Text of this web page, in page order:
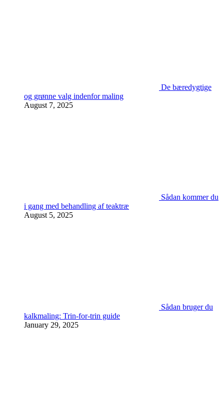
De bæredygtige
og grønne valg indenfor maling
August 7, 2025
Sådan kommer du
i gang med behandling af teaktræ
August 5, 2025
Sådan bruger du
kalkmaling: Trin-for-trin guide
January 29, 2025